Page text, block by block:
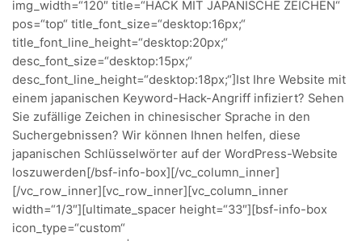
img_width=“120″ title=“HACK MIT JAPANISCHE ZEICHEN“
pos=“top“ title_font_size=“desktop:16px;“
title_font_line_height=“desktop:20px;“
desc_font_size=“desktop:15px;“
desc_font_line_height=“desktop:18px;“]Ist Ihre Website mit
einem japanischen Keyword-Hack-Angriff infiziert? Sehen
Sie zufällige Zeichen in chinesischer Sprache in den
Suchergebnissen? Wir können Ihnen helfen, diese
japanischen Schlüsselwörter auf der WordPress-Website
loszuwerden[/bsf-info-box][/vc_column_inner]
[/vc_row_inner][vc_row_inner][vc_column_inner
width=“1/3″][ultimate_spacer height=“33″][bsf-info-box
icon_type=“custom“